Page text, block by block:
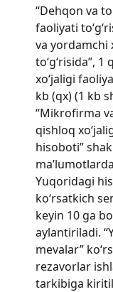
“Dehqon va
faoliyati
va yordamchi
to‘g‘risida”,
xo‘jaligi
kb (qx) (1 kb
“Mikrofirma
qishloq
hisoboti”
Yuqoridagi
ko‘rsatkich
keyin 10 ga
aylantiriladi.
mevalar”
rezavorlar
tarkibiga